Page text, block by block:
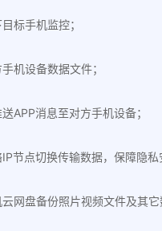
标手机监控；
机设备数据文件；
APP消息至对方手机设备；
节点切换传输数据，保障隐私
网盘备份照片视频文件及其它